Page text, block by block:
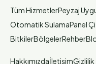
Tüm HizmetlerPeyzaj
Otomatik SulamaPanel
BitkilerBölgelerRehber
HakkımızdaİletişimGizlilik